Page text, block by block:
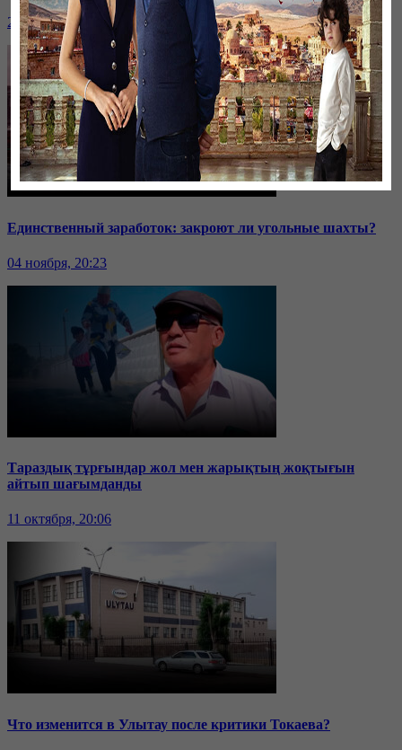
24 ноября, 20:43
Единственный заработок: закроют ли угольные шахты?
04 ноября, 20:23
Тараздық тұрғындар жол мен жарықтың жоқтығын
айтып шағымданды
11 октября, 20:06
Что изменится в Улытау после критики Токаева?